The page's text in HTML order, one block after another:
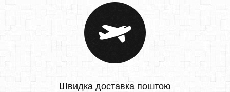
Швидка доставка поштою